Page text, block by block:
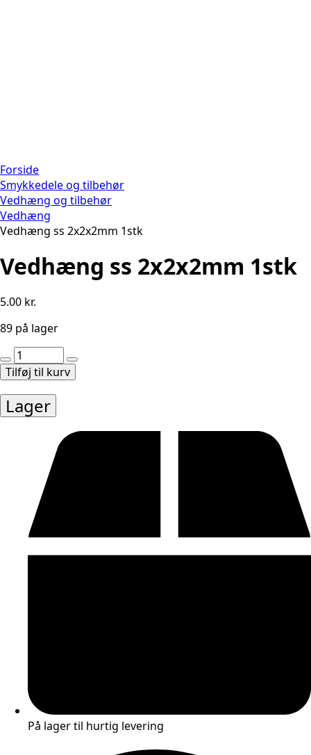
Forside
Smykkedele og tilbehør
Vedhæng og tilbehør
Vedhæng
Vedhæng ss 2x2x2mm 1stk
Vedhæng ss 2x2x2mm 1stk
5.00 kr.
89 på lager
Vedhæng
ss
2x2x2mm
1stk
antal
Tilføj til kurv
Lager
På lager til hurtig levering